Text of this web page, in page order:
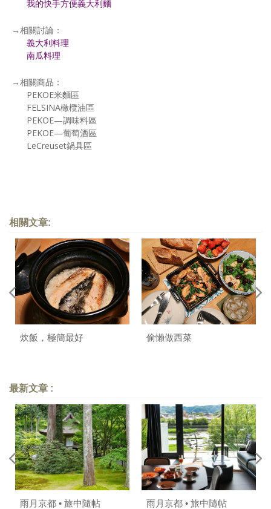
我的快手方便義大利麵
→相關討論：
義大利料理
南瓜料理
→相關商品：
PEKOE米麵區
FELSINA橄欖油區
PEKOE—調味料區
PEKOE—葡萄酒區
LeCreuset鍋具區
相關文章:
炊飯，極簡最好 偷懶做西菜
最新文章 :
雨月京都 • 旅中隨帖
雨月京都 • 旅中隨帖